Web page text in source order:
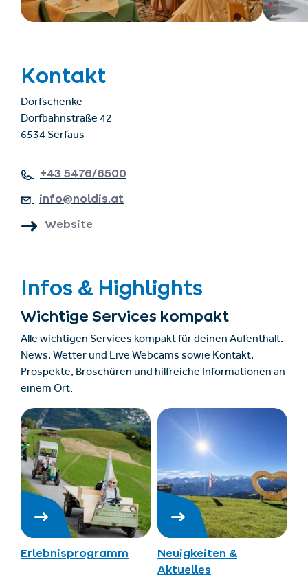
Kontakt
Dorfschenke
Dorfbahnstraße 42
6534 Serfaus
+43 5476/6500
info@noldis.at
Website
Infos & Highlights
Wichtige Services kompakt
Alle wichtigen Services kompakt für deinen Aufenthalt:
News, Wetter und Live Webcams sowie Kontakt,
Prospekte, Broschüren und hilfreiche Informationen an
einem Ort.
Erlebnisprogramm
Neuigkeiten &
Aktuelles